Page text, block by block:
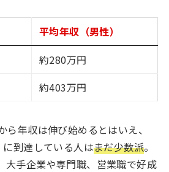
平均年収（男性）
約280万円
約403万円
ら年収は伸び始めるとはいえ、
に到達している人はまだ少数派。
大手企業や専門職、営業職で好成